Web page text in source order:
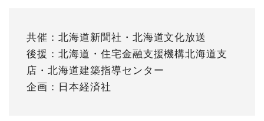
共催：北海道新聞社・北海道文化放送
後援：北海道・住宅金融支援機構北海道支
店・北海道建築指導センター
企画：日本経済社